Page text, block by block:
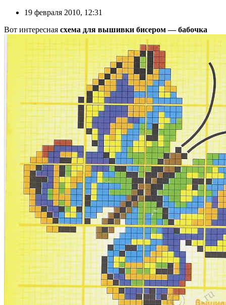
19 февраля 2010, 12:31
Вот интересная схема для вышивки бисером — бабочка